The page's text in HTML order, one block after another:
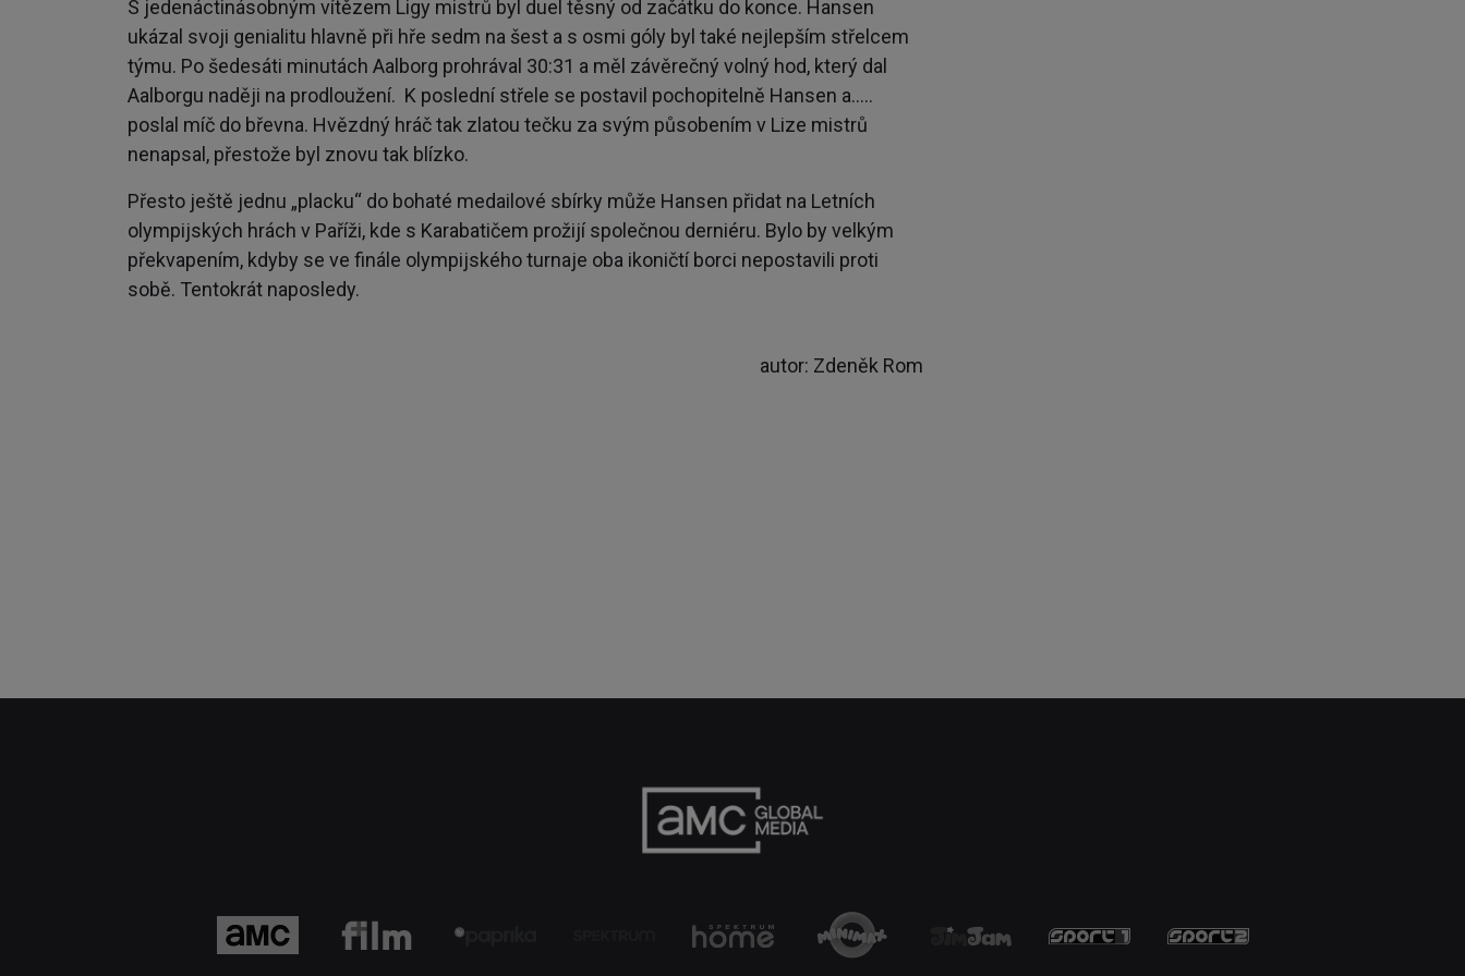
S jedenáctinásobným vítězem Ligy mistrů byl duel těsný od začátku do konce. Hansen
ukázal svoji genialitu hlavně při hře sedm na šest a s osmi góly byl také nejlepším střelcem
týmu. Po šedesáti minutách Aalborg prohrával 30:31 a měl závěrečný volný hod, který dal
Aalborgu naději na prodloužení. K poslední střele se postavil pochopitelně Hansen a…..
poslal míč do břevna. Hvězdný hráč tak zlatou tečku za svým působením v Lize mistrů
nenapsal, přestože byl znovu tak blízko.
Přesto ještě jednu „placku“ do bohaté medailové sbírky může Hansen přidat na Letních
olympijských hrách v Paříži, kde s Karabatičem prožijí společnou derniéru. Bylo by velkým
překvapením, kdyby se ve finále olympijského turnaje oba ikoničtí borci nepostavili proti
sobě. Tentokrát naposledy.
autor: Zdeněk Rom